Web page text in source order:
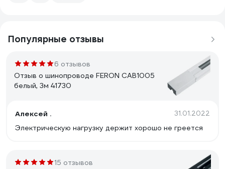
Популярные отзывы
6 отзывов
Отзыв о шинопроводе FERON CAB1005
белый, 3м 41730
Алексей . 31.01.2022
Электрическую нагрузку держит хорошо не греется
15 отзывов